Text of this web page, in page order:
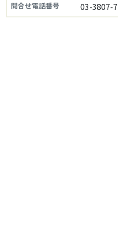
問合せ電話番号 03-3807-